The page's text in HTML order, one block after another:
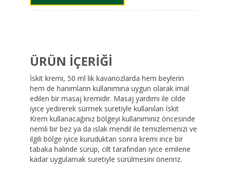
ÜRÜN İÇERİĞİ
İskit kremi, 50 ml lik kavanozlarda hem beylerin
hem de hanımların kullanımına uygun olarak imal
edilen bir masaj kremidir. Masaj yardımı ile cilde
iyice yedirerek sürmek suretiyle kullanılan İskit
Krem kullanacağınız bölgeyi kullanımınız öncesinde
nemli bir bez ya da ıslak mendil ile temizlemenizi ve
ilgili bölge iyice kuruduktan sonra kremi ince bir
tabaka halinde sürüp, cilt tarafından iyice emilene
kadar uygulamak suretiyle sürülmesini öneririz.